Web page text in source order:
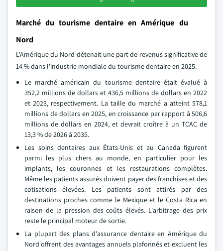
Marché du tourisme dentaire en Amérique du
Nord
L'Amérique du Nord détenait une part de revenus significative de
14 % dans l'industrie mondiale du tourisme dentaire en 2025.
Le marché américain du tourisme dentaire était évalué à
352,2 millions de dollars et 436,5 millions de dollars en 2022
et 2023, respectivement. La taille du marché a atteint 578,1
millions de dollars en 2025, en croissance par rapport à 506,6
millions de dollars en 2024, et devrait croître à un TCAC de
13,3 % de 2026 à 2035.
Les soins dentaires aux États-Unis et au Canada figurent
parmi les plus chers au monde, en particulier pour les
implants, les couronnes et les restaurations complètes.
Même les patients assurés doivent payer des franchises et des
cotisations élevées. Les patients sont attirés par des
destinations proches comme le Mexique et le Costa Rica en
raison de la pression des coûts élevés. L'arbitrage des prix
reste le principal moteur de sortie.
La plupart des plans d'assurance dentaire en Amérique du
Nord offrent des avantages annuels plafonnés et excluent les